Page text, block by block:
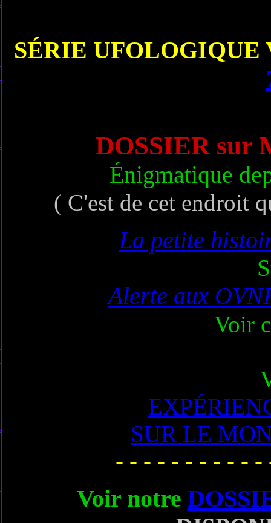
SÉRIE
DOSSIER sur
Énigmatique
( C'est de cet endroit
La petite
Alerte aux
Voir
SUR LE
- - - - - - - - - -
Voir notre